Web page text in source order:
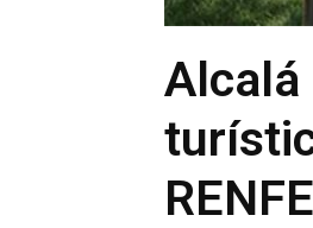
Alcalá
RENFE